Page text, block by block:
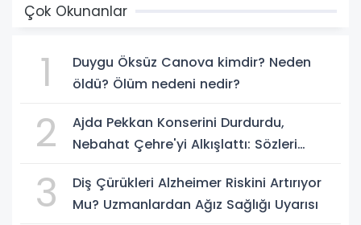
Çok Okunanlar
1
Duygu Öksüz Canova kimdir? Neden
öldü? Ölüm nedeni nedir?
2
Ajda Pekkan Konserini Durdurdu,
Nebahat Çehre'yi Alkışlattı: Sözleri
3
Diş Çürükleri Alzheimer Riskini Artırıyor
Mu? Uzmanlardan Ağız Sağlığı Uyarısı